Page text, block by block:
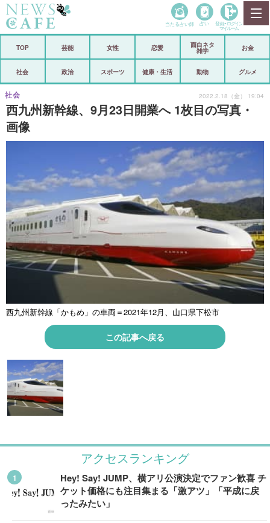
政治
芸能 スポーツ
恋愛 ビックリ
アリ／ナシ
リリース ショップ
登録・ログイン/マイルーム
当たる占い師 占い 登録• ログイン
マイルーム
TOP 芸能 女性 恋愛
面白ネタ
雑学
お金
社会 政治 スポーツ 健康・生活 動物 グルメ
西九州新幹線、9月23日開業へ 1枚目の写真・
画像
社会 2022.2.18（金） 19:04
西九州新幹線「かもめ」の車両＝2021年12月、山口県下松市
この記事へ戻る
アクセスランキング
Hey! Say! JUMP、横アリ公演決定でファン歓喜 チ
ケット価格にも注目集まる「激アツ」「平成に戻
ったみたい」